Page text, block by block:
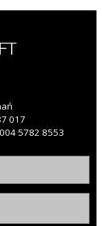
017
5782 8553